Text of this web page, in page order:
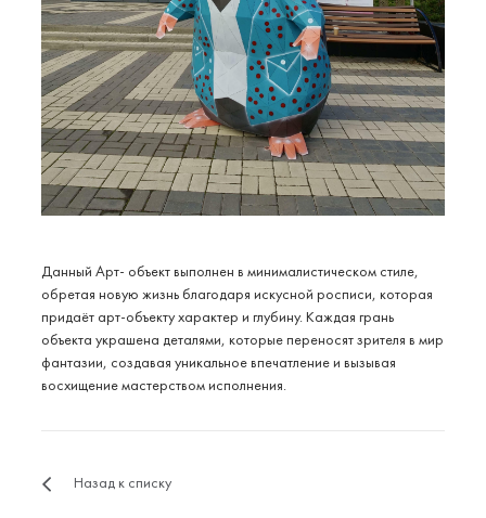
Данный Арт- объект выполнен в минималистическом стиле,
обретая новую жизнь благодаря искусной росписи, которая
придаёт арт-объекту характер и глубину. Каждая грань
объекта украшена деталями, которые переносят зрителя в мир
фантазии, создавая уникальное впечатление и вызывая
восхищение мастерством исполнения.
Назад к списку